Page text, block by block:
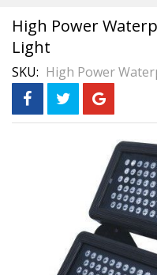
Content
High Power
Light
SKU High Power